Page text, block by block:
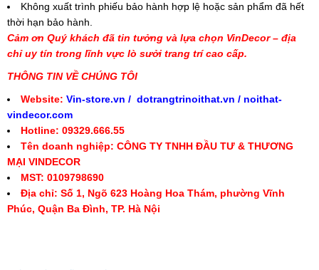
Không xuất trình phiếu bảo hành hợp lệ hoặc sản phẩm đã hết
thời hạn bảo hành.
Cảm ơn Quý khách đã tin tưởng và lựa chọn VinDecor – địa
chỉ uy tín trong lĩnh vực lò sưởi trang trí cao cấp.
THÔNG TIN VỀ CHÚNG TÔI
Website: Vin-store.vn / dotrangtrinoithat.vn / noithat-
vindecor.com
Hotline: 09329.666.55
Tên doanh nghiệp: CÔNG TY TNHH ĐẦU TƯ & THƯƠNG
MẠI VINDECOR
MST: 0109798690
Địa chỉ: Số 1, Ngõ 623 Hoàng Hoa Thám, phường Vĩnh
Phúc, Quận Ba Đình, TP. Hà Nội